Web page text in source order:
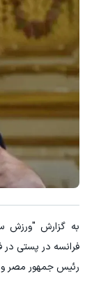
به گزارش "ورزش
فرانسه در پستی
رئیس جمهور مصر